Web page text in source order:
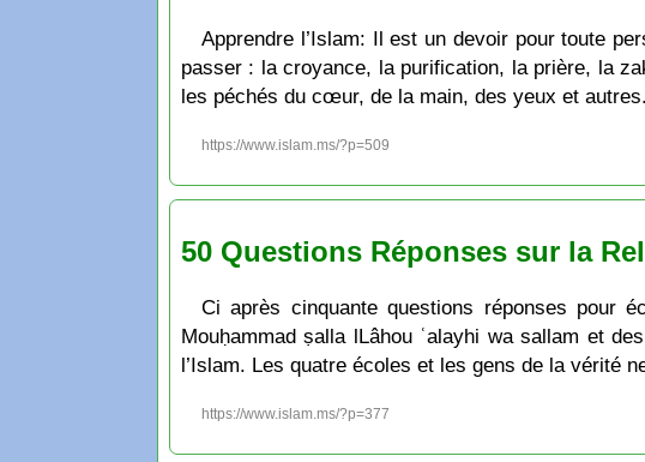
Apprendre l’Islam: Il est un devoir pour toute
passer : la croyance, la purification, la prière, la
les péchés du cœur, de la main, des yeux et autres.
https://www.islam.ms/?p=509
50 Questions Réponses sur la
Ci après cinquante questions réponses pour
Mouḥammad ṣalla lLâhou ʿalayhi wa sallam et
l’Islam. Les quatre écoles et les gens de la vérité
https://www.islam.ms/?p=377